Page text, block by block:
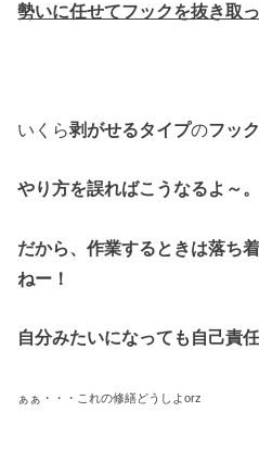
勢いに任せてフックを抜き取
いくら剥がせるタイプのフック
やり方を誤ればこうなるよ～。
だから、作業するときは落ち
ねー！
自分みたいになっても自己責
ぁぁ・・・これの修繕どうしよorz